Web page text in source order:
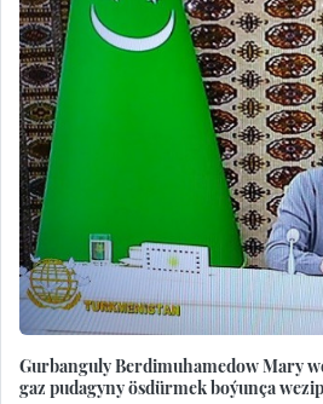
Gurbanguly Berdimuhamedow Mary
gaz pudagyny ösdürmek boýunça